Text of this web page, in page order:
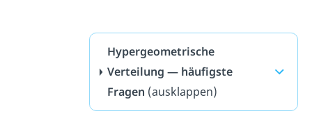
Hypergeometrische
Verteilung — häufigste
Fragen (ausklappen)